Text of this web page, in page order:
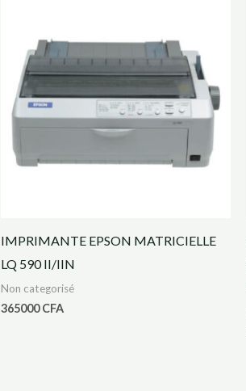
IMPRIMANTE EPSON MATRICIELLE
LQ 590 II/IIN
Non categorisé
365000CFA